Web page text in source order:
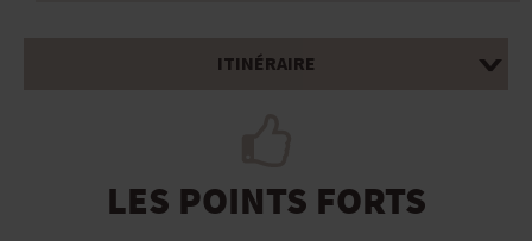
ITINÉRAIRE
LES POINTS FORTS